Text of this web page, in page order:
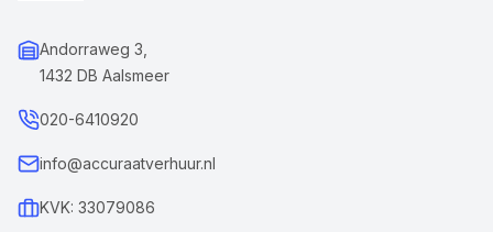
Andorraweg 3,
1432 DB Aalsmeer
020-6410920
info@accuraatverhuur.nl
KVK: 33079086